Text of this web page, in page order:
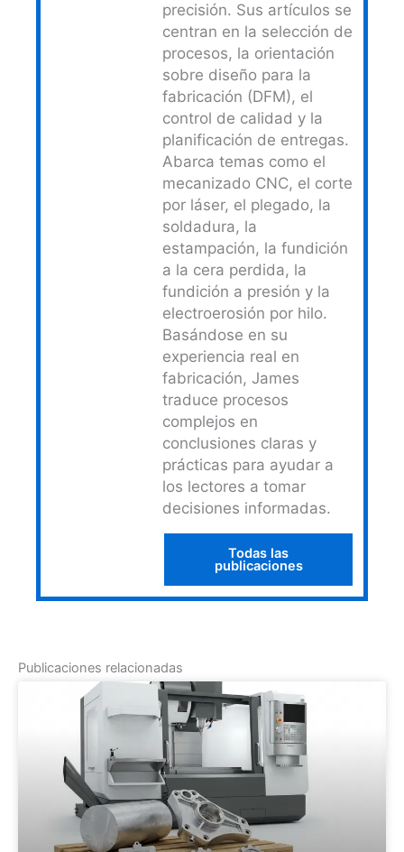
precisión. Sus artículos se
centran en la selección de
procesos, la orientación
sobre diseño para la
fabricación (DFM), el
control de calidad y la
planificación de entregas.
Abarca temas como el
mecanizado CNC, el corte
por láser, el plegado, la
soldadura, la
estampación, la fundición
a la cera perdida, la
fundición a presión y la
electroerosión por hilo.
Basándose en su
experiencia real en
fabricación, James
traduce procesos
complejos en
conclusiones claras y
prácticas para ayudar a
los lectores a tomar
decisiones informadas.
Todas las
publicaciones
Publicaciones relacionadas